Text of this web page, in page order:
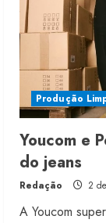
Produção
Youcom e
do jeans
Redação 2
A Youcom